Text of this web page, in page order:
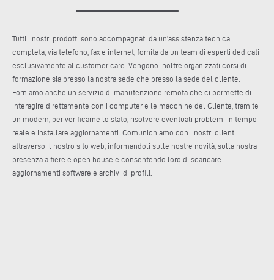
Tutti i nostri prodotti sono accompagnati da un'assistenza tecnica
completa, via telefono, fax e internet, fornita da un team di esperti dedicati
esclusivamente al customer care. Vengono inoltre organizzati corsi di
formazione sia presso la nostra sede che presso la sede del cliente.
Forniamo anche un servizio di manutenzione remota che ci permette di
interagire direttamente con i computer e le macchine del Cliente, tramite
un modem, per verificarne lo stato, risolvere eventuali problemi in tempo
reale e installare aggiornamenti. Comunichiamo con i nostri clienti
attraverso il nostro sito web, informandoli sulle nostre novità, sulla nostra
presenza a fiere e open house e consentendo loro di scaricare
aggiornamenti software e archivi di profili.